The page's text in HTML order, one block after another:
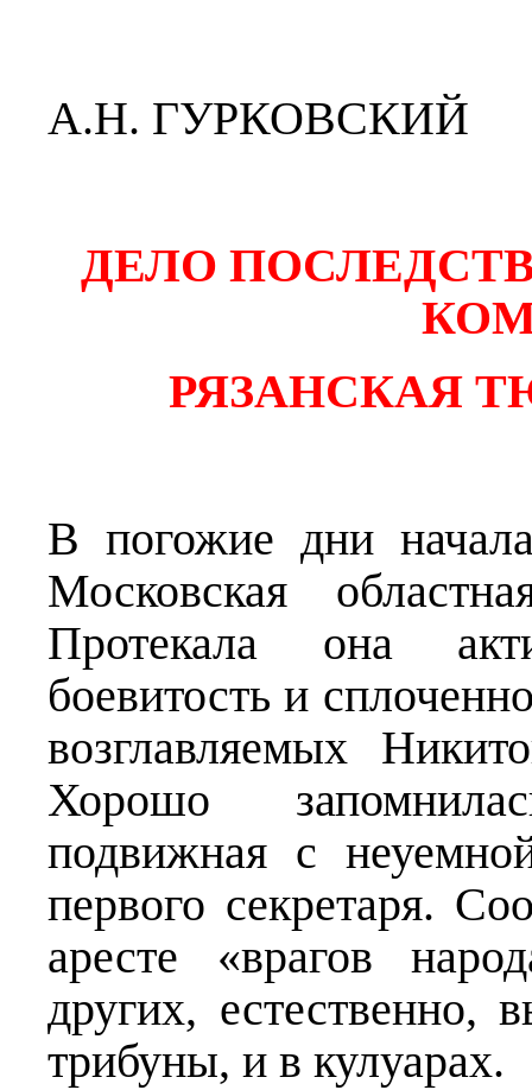
А.Н. ГУРКОВСКИЙ
ДЕЛО
РЯЗАНСКАЯ
В погожие дни
Московская
Протекала она
боевитость и
возглавляемых
Хорошо
подвижная с
первого секретаря.
аресте «врагов
других, естественно,
трибуны, и в кулуарах.